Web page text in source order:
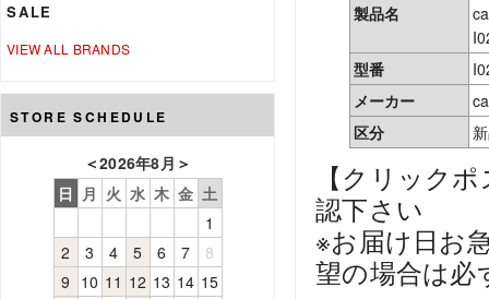
SALE
VIEW ALL BRANDS
STORE SCHEDULE
＜2026年8月 ＞
日 月 火 水 木 金 土
1
2
3 4 5 6 7
8
9 10 11 12 13 14 15
製品名
型番
メーカー
区分
【クリック
認下さい
※お届け日お
望の場合は必